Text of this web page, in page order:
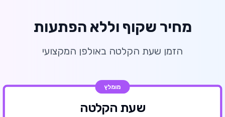
מחיר שקוף וללא הפתעות
הזמן שעת הקלטה באולפן המקצועי
מומלץ
שעת הקלטה